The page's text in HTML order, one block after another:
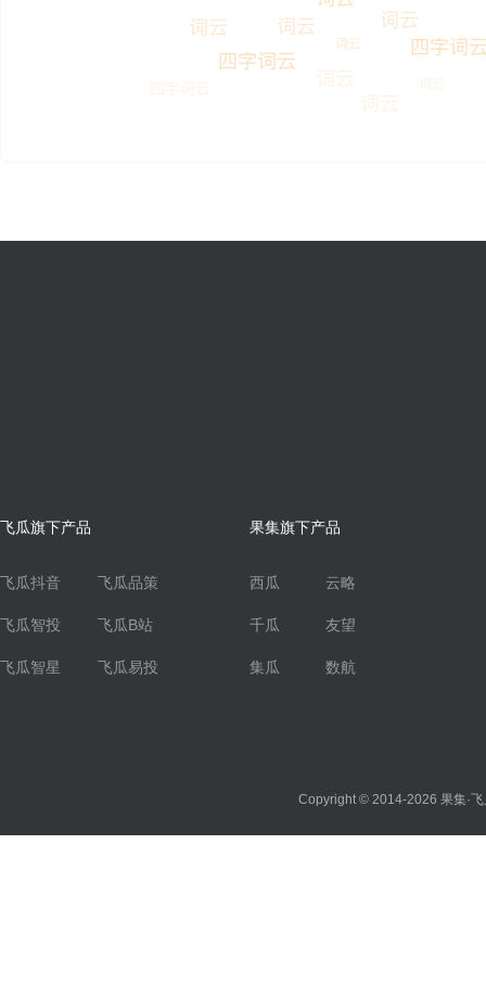
飞瓜旗下产品
飞瓜抖音 飞瓜品策
飞瓜智投 飞瓜B站
飞瓜智星 飞瓜易投
果集旗下产品
西瓜 云略
千瓜 友望
集瓜 数航
Copyright © 2014-2026 果集·